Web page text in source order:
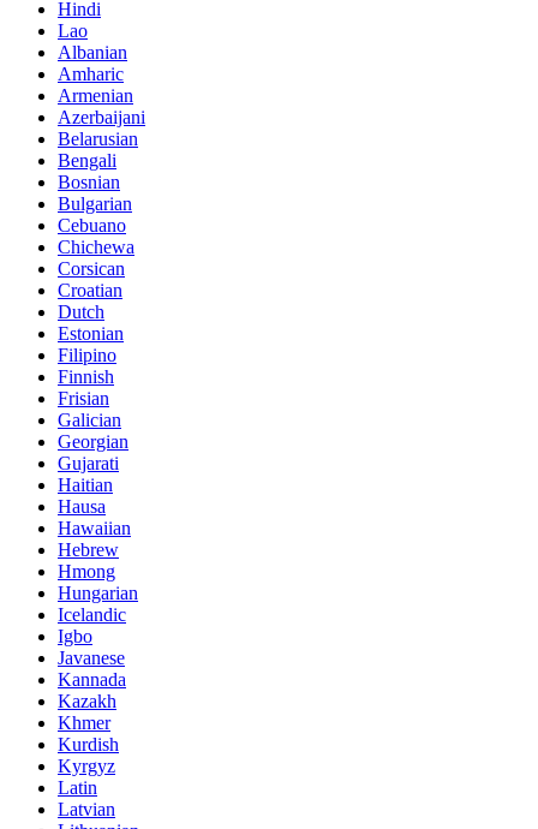
Hindi
Lao
Albanian
Amharic
Armenian
Azerbaijani
Belarusian
Bengali
Bosnian
Bulgarian
Cebuano
Chichewa
Corsican
Croatian
Dutch
Estonian
Filipino
Finnish
Frisian
Galician
Georgian
Gujarati
Haitian
Hausa
Hawaiian
Hebrew
Hmong
Hungarian
Icelandic
Igbo
Javanese
Kannada
Kazakh
Khmer
Kurdish
Kyrgyz
Latin
Latvian